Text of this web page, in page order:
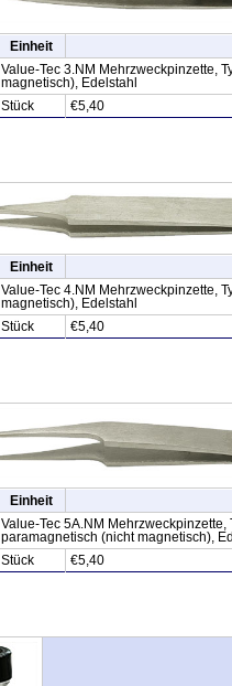
Einheit
Value-Tec 3.NM Mehrzweckpinzette,
magnetisch), Edelstahl
Stück
€5,40
Einheit
Value-Tec 4.NM Mehrzweckpinzette,
magnetisch), Edelstahl
Stück
€5,40
Einheit
Value-Tec 5A.NM
paramagnetisch (nicht magnetisch),
Stück
€5,40